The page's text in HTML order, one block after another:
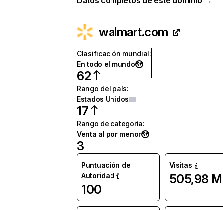
walmart.com
Clasificación mundial:
En todo el mundo
62
Rango del país:
Estados Unidos
17
Rango de categoría:
Venta al por menor
3
Puntuación de
Autoridad
100
Visitas
505,98 M